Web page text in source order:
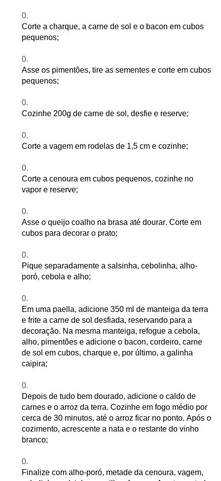
Corte a charque, a carne de sol e o bacon em cubos
pequenos;
Asse os pimentões, tire as sementes e corte em cubos
pequenos;
Cozinhe 200g de carne de sol, desfie e reserve;
Corte a vagem em rodelas de 1,5 cm e cozinhe;
Corte a cenoura em cubos pequenos, cozinhe no
vapor e reserve;
Asse o queijo coalho na brasa até dourar. Corte em
cubos para decorar o prato;
Pique separadamente a salsinha, cebolinha, alho-
poró, cebola e alho;
Em uma paella, adicione 350 ml de manteiga da terra
e frite a carne de sol desfiada, reservando para a
decoração. Na mesma manteiga, refogue a cebola,
alho, pimentões e adicione o bacon, cordeiro, carne
de sol em cubos, charque e, por último, a galinha
caipira;
Depois de tudo bem dourado, adicione o caldo de
carnes e o arroz da terra. Cozinhe em fogo médio por
cerca de 30 minutos, até o arroz ficar no ponto. Após o
cozimento, acrescente a nata e o restante do vinho
branco;
Finalize com alho-poró, metade da cenoura, vagem,